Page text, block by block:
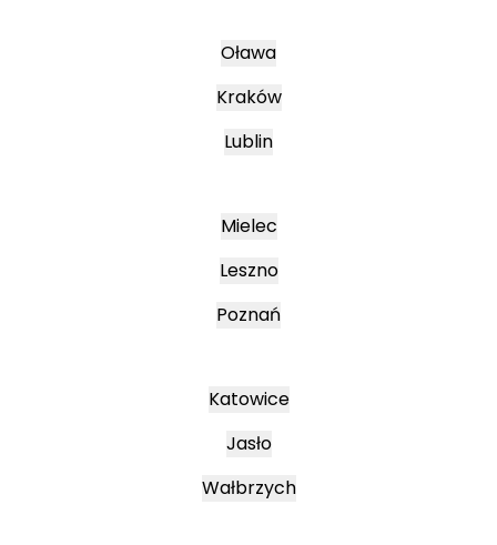
Oława
Kraków
Lublin
Mielec
Leszno
Poznań
Katowice
Jasło
Wałbrzych